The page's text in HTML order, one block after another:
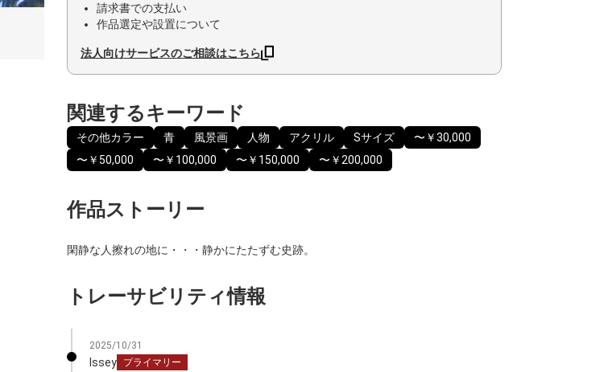
請求書での支払い
作品選定や設置について
法人向けサービスのご相談はこちら
関連するキーワード
その他カラー 青 風景画 人物 アクリル Sサイズ
〜￥30,000
〜￥50,000
〜￥100,000 〜￥150,000 〜￥200,000
作品ストーリー
閑静な人擦れの地に・・・静かにたたずむ史跡。
トレーサビリティ情報
2025/10/31
Issey プライマリー